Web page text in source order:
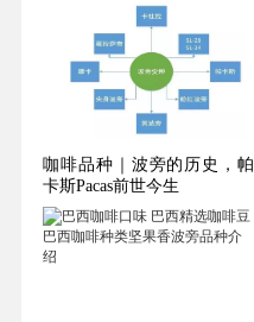
咖啡品种｜波旁的历史，帕
卡斯Pacas前世今生